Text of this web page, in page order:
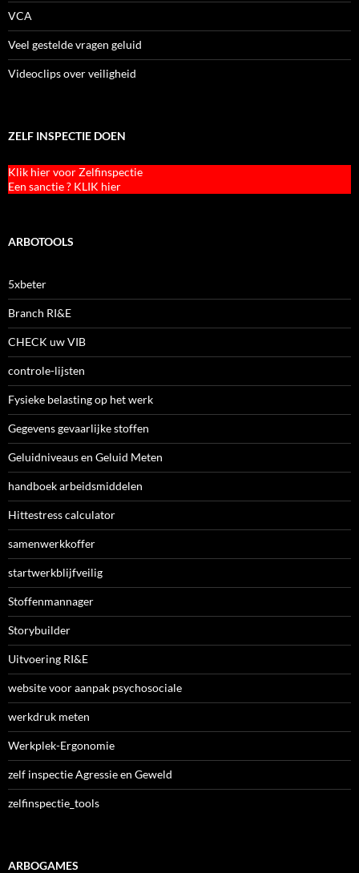
VCA
Veel gestelde vragen geluid
Videoclips over veiligheid
ZELF INSPECTIE DOEN
Klik hier voor Zelfinspectie
Een sanctie ? KLIK hier
ARBOTOOLS
5xbeter
Branch RI&E
CHECK uw VIB
controle-lijsten
Fysieke belasting op het werk
Gegevens gevaarlijke stoffen
Geluidniveaus en Geluid Meten
handboek arbeidsmiddelen
Hittestress calculator
samenwerkkoffer
startwerkblijfveilig
Stoffenmannager
Storybuilder
Uitvoering RI&E
website voor aanpak psychosociale
werkdruk meten
Werkplek-Ergonomie
zelf inspectie Agressie en Geweld
zelfinspectie_tools
ARBOGAMES